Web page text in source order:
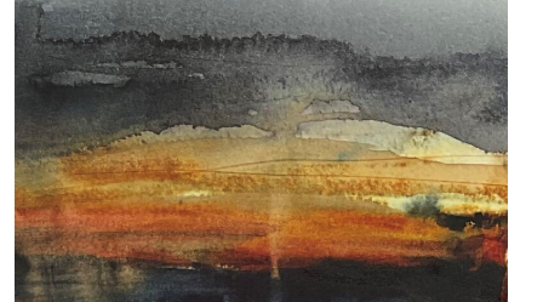
Personuppgiftspolicy
Projekt
Pressrum
Studieinformation
Resurscentrum
Träning och aktiviteter
Visselblåsarfunktion